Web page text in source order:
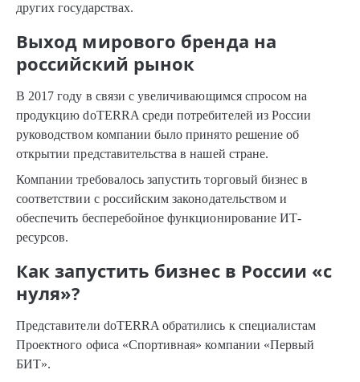
других государствах.
Выход мирового бренда на
российский рынок
В 2017 году в связи с увеличивающимся спросом на
продукцию doTERRA среди потребителей из России
руководством компании было принято решение об
открытии представительства в нашей стране.
Компании требовалось запустить торговый бизнес в
соответствии с российским законодательством и
обеспечить бесперебойное функционирование ИТ-
ресурсов.
Как запустить бизнес в России «с
нуля»?
Представители doTERRA обратились к специалистам
Проектного офиса «Спортивная» компании «Первый
БИТ».